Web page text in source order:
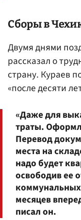
Сборы в
Двумя днями
рассказал о
страну. Кураев
«после десяти
«Даже для
траты.
Перевод
места на
надо будет
освободив ее
месяцев
писал он.